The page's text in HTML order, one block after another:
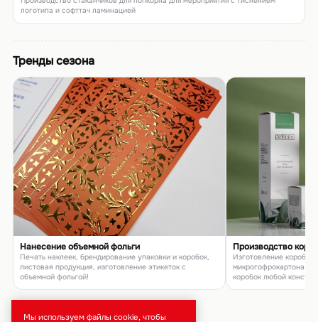
логотипа и софттач ламинацией
Тренды сезона
Нанесение объемной фольги
Печать наклеек, брендирование упаковки и коробок,
листовая продукция, изготовление этикеток с
объемной фольгой!
Производство
Изготовление коробок
микрогофрокартона,
коробок любой
Мы используем файлы cookie, чтобы